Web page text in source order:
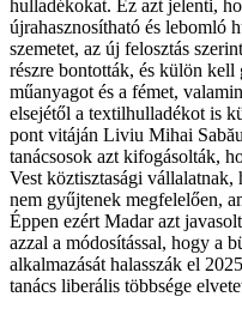
hulladékokat. Ez azt jelenti,
újrahasznosítható és lebomló
szemetet, az új felosztás
részre bontották, és külön
műanyagot és a fémet,
elsejétől a textilhulladékot is
pont vitáján Liviu Mihai
tanácsosok azt kifogásolták,
Vest köztisztasági
nem gyűjtenek megfelelően,
Éppen ezért Madar azt
azzal a módosítással, hogy a
alkalmazását halasszák el
tanács liberális többsége